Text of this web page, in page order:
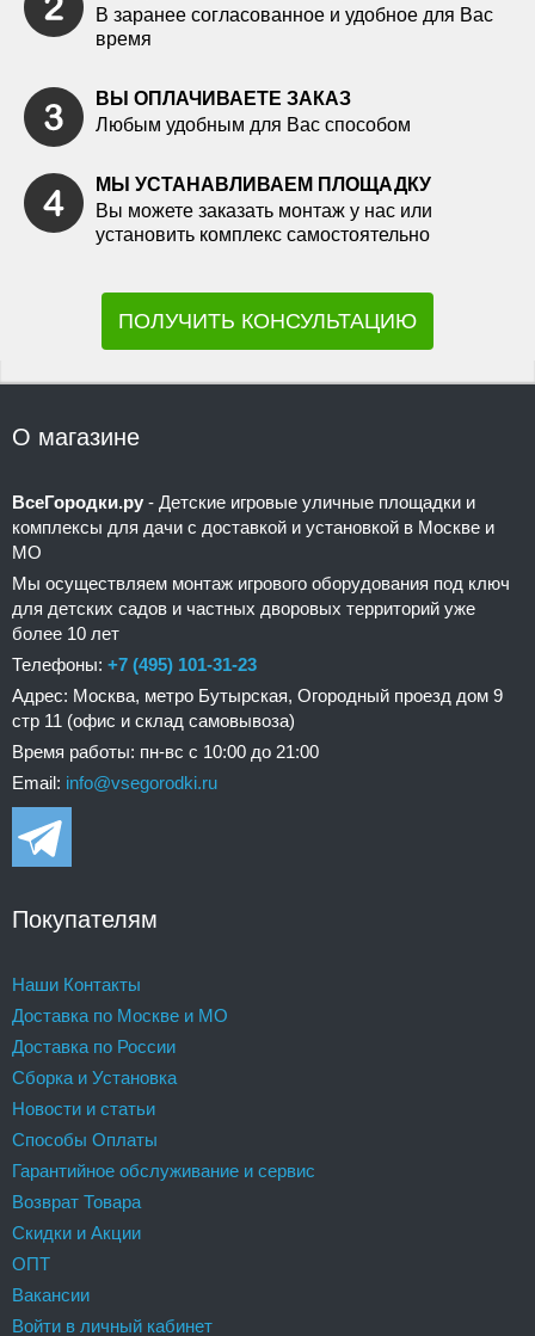
В заранее согласованное и удобное для Вас
время
ВЫ ОПЛАЧИВАЕТЕ ЗАКАЗ
Любым удобным для Вас способом
МЫ УСТАНАВЛИВАЕМ ПЛОЩАДКУ
Вы можете заказать монтаж у нас или
установить комплекс самостоятельно
ПОЛУЧИТЬ КОНСУЛЬТАЦИЮ
О магазине
ВсеГородки.ру - Детские игровые уличные площадки и
комплексы для дачи с доставкой и установкой в Москве и
МО
Мы осуществляем монтаж игрового оборудования под ключ
для детских садов и частных дворовых территорий уже
более 10 лет
Телефоны: +7 (495) 101-31-23
Адрес: Москва, метро Бутырская, Огородный проезд дом 9
стр 11 (офис и склад самовывоза)
Время работы: пн-вс с 10:00 до 21:00
Email: info@vsegorodki.ru
Покупателям
Наши Контакты
Доставка по Москве и МО
Доставка по России
Сборка и Установка
Новости и статьи
Способы Оплаты
Гарантийное обслуживание и сервис
Возврат Товара
Скидки и Акции
ОПТ
Вакансии
Войти в личный кабинет